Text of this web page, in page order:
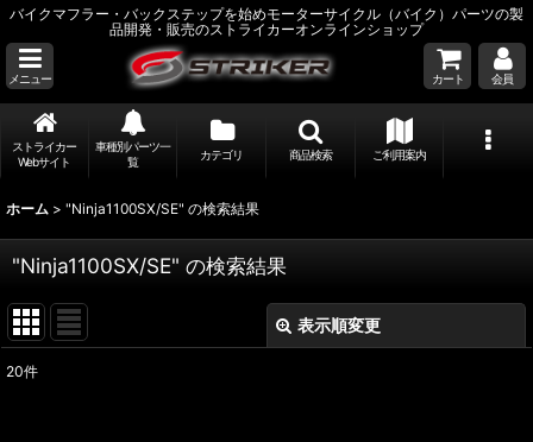
バイクマフラー・バックステップを始めモーターサイクル（バイク）パーツの製
品開発・販売のストライカーオンラインショップ
メニュー カート 会員
ストライカー
Webサイト
車種別パーツ一
覧
カテゴリ 商品検索 ご利用案内
ホーム > "Ninja1100SX/SE" の検索結果
"Ninja1100SX/SE" の検索結果
表示順変更
20件